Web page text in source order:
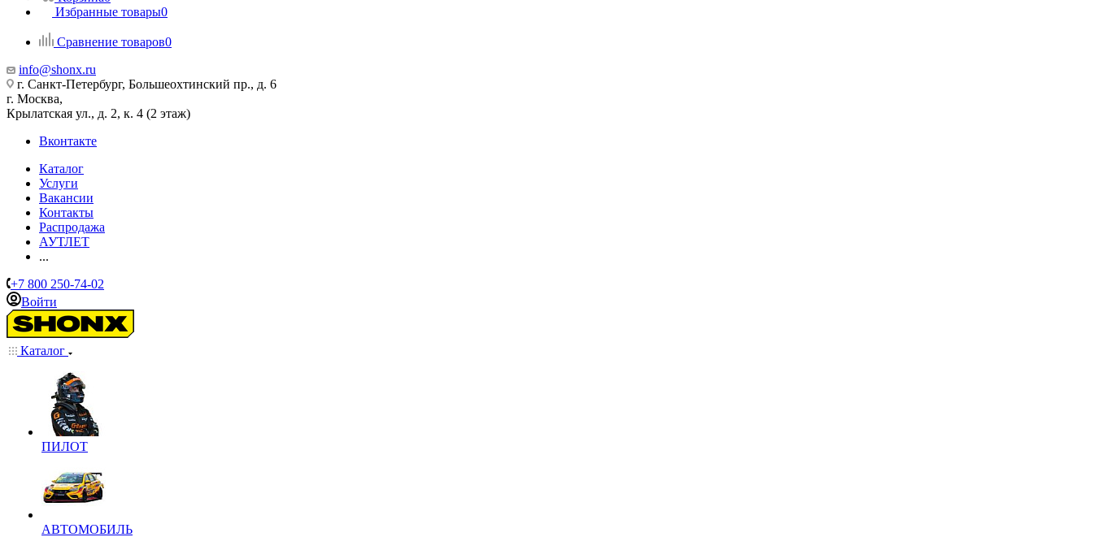
Избранные товары0
Сравнение товаров0
info@shonx.ru
г. Санкт-Петербург, Большеохтинский пр., д. 6
г. Москва,
Крылатская ул., д. 2, к. 4 (2 этаж)
Вконтакте
Каталог
Услуги
Вакансии
Контакты
Распродажа
АУТЛЕТ
...
+7 800 250-74-02
Войти
Каталог
ПИЛОТ
АВТОМОБИЛЬ